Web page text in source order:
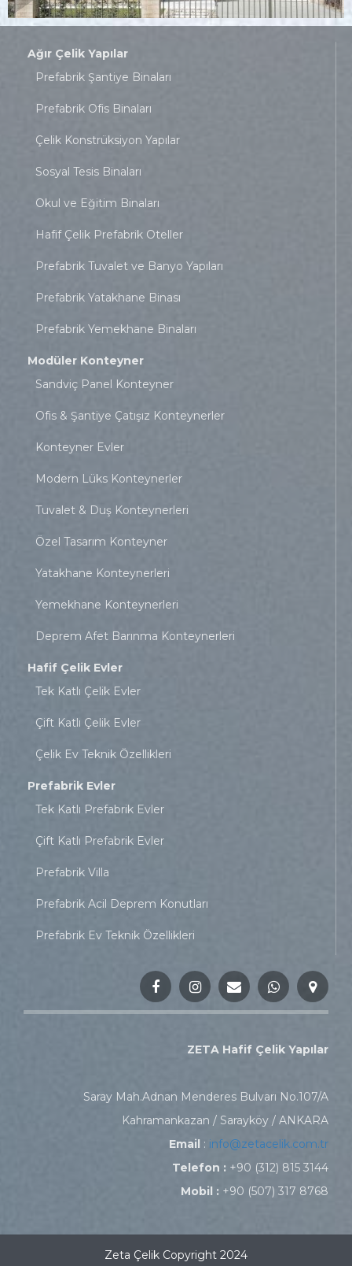
Ağır Çelik Yapılar
Prefabrik Şantiye Binaları
Prefabrik Ofis Binaları
Çelik Konstrüksiyon Yapılar
Sosyal Tesis Binaları
Okul ve Eğitim Binaları
Hafif Çelik Prefabrik Oteller
Prefabrik Tuvalet ve Banyo Yapıları
Prefabrik Yatakhane Binası
Prefabrik Yemekhane Binaları
Modüler Konteyner
Sandviç Panel Konteyner
Ofis & Şantiye Çatışız Konteynerler
Konteyner Evler
Modern Lüks Konteynerler
Tuvalet & Duş Konteynerleri
Özel Tasarım Konteyner
Yatakhane Konteynerleri
Yemekhane Konteynerleri
Deprem Afet Barınma Konteynerleri
Hafif Çelik Evler
Tek Katlı Çelik Evler
Çift Katlı Çelik Evler
Çelik Ev Teknik Özellikleri
Prefabrik Evler
Tek Katlı Prefabrik Evler
Çift Katlı Prefabrik Evler
Prefabrik Villa
Prefabrik Acil Deprem Konutları
Prefabrik Ev Teknik Özellikleri
ZETA Hafif Çelik Yapılar
Saray Mah.Adnan Menderes Bulvarı No.107/A
Kahramankazan / Sarayköy / ANKARA
Email : info@zetacelik.com.tr
Telefon : +90 (312) 815 3144
Mobil : +90 (507) 317 8768
Zeta Çelik Copyright 2024